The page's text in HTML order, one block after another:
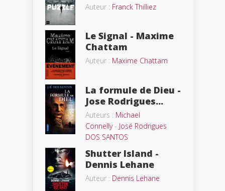
Auteur : Franck Thilliez
Le Signal - Maxime
Chattam
Auteur : Maxime Chattam
La formule de Dieu -
Jose Rodrigues...
Auteurs : Michael
Connelly- José Rodrigues
DOS SANTOS
Shutter Island -
Dennis Lehane
Auteur : Dennis Lehane